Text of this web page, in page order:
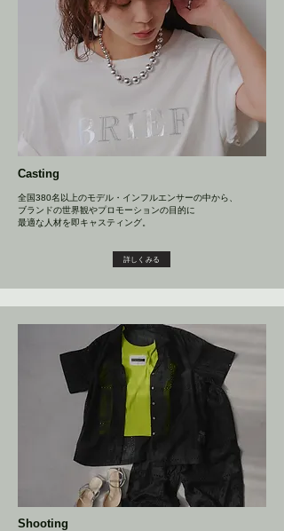
Casting
全国380名以上のモデル・インフルエンサーの中から、
ブランドの世界観やプロモーションの目的に
最適な人材を即キャスティング。
詳しくみる
Shooting